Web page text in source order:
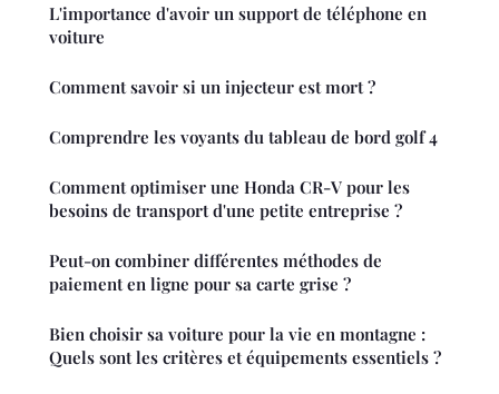
L'importance d'avoir un support de téléphone en
voiture
Comment savoir si un injecteur est mort ?
Comprendre les voyants du tableau de bord golf 4
Comment optimiser une Honda CR-V pour les
besoins de transport d'une petite entreprise ?
Peut-on combiner différentes méthodes de
paiement en ligne pour sa carte grise ?
Bien choisir sa voiture pour la vie en montagne :
Quels sont les critères et équipements essentiels ?